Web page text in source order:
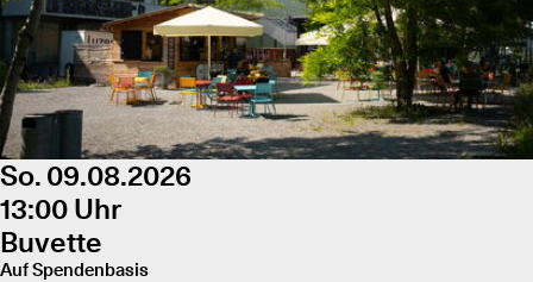
So. 09.08.2026
13:00 Uhr
Buvette
Auf Spendenbasis